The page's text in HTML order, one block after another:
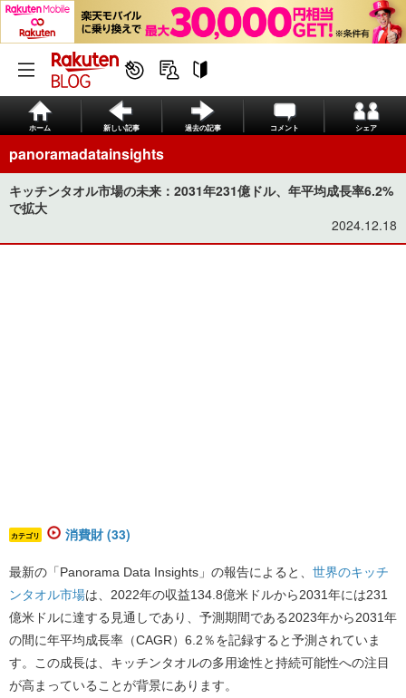
ホーム 新しい記事 過去の記事 コメント シェア
panoramadatainsights
キッチンタオル市場の未来：2031年231億ドル、年平均成長率6.2%
で拡大
2024.12.18
カテゴリ 消費財 (33)
最新の「Panorama Data Insights」の報告によると、 世界のキッチ
ンタオル市場は、2022年の収益134.8億米ドルから2031年には231
億米ドルに達する見通しであり、予測期間である2023年から2031年
の間に年平均成長率（CAGR）6.2％を記録すると予測されていま
す。
この成長は、キッチンタオルの多用途性と持続可能性への注目
が高まっていることが背景にあります。